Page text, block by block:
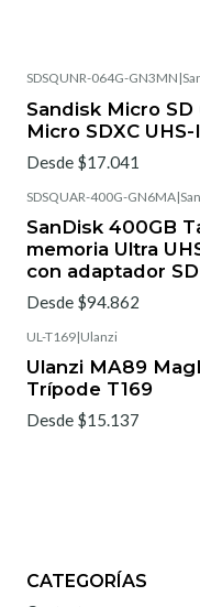
SDSQUNR-064G-GN3MN |
Sandisk Micro SD
Micro SDXC UHS-I
Desde $17.041
SDSQUAR-400G-GN6MA|
SanDisk 400GB
memoria Ultra
con adaptador SD
Desde $94.862
UL-T169|Ulanzi
Ulanzi MA89
Trípode T169
Desde $15.137
CATEGORÍAS